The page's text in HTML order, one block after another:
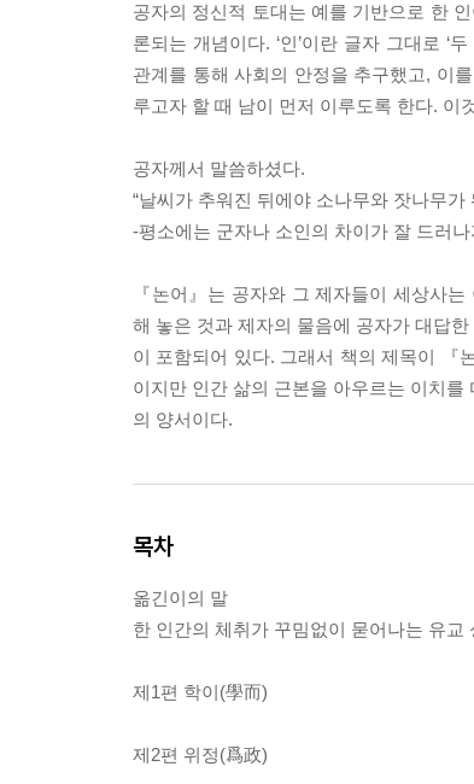
공자의 정신적 토대는 예를 기반으로 한
론되는 개념이다. ‘인’이란 글자 그대로
관계를 통해 사회의 안정을 추구했고, 이
루고자 할 때 남이 먼저 이루도록 한다. 이
공자께서 말씀하셨다.
“날씨가 추워진 뒤에야 소나무와 잣나무
-평소에는 군자나 소인의 차이가 잘 드러
『논어』는 공자와 그 제자들이 세상사
해 놓은 것과 제자의 물음에 공자가 대답
이 포함되어 있다. 그래서 책의 제목이 『
이지만 인간 삶의 근본을 아우르는 이치
의 양서이다.
목차
옮긴이의 말
한 인간의 체취가 꾸밈없이 묻어나는 유교
제1편 학이(學而)
제2편 위정(爲政)